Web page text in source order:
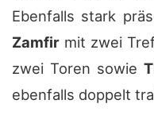
Ebenfalls stark
Zamfir mit zwei
zwei Toren sowie
ebenfalls doppelt